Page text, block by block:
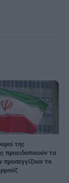
της
προειδοποιούν τα
προσεγγίζουν τα